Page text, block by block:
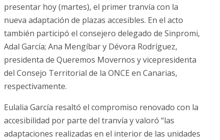
presentar hoy (martes), el primer tranvía con la
nueva adaptación de plazas accesibles. En el acto
también participó el consejero delegado de Sinpromi,
Adal García; Ana Mengíbar y Dévora Rodríguez,
presidenta de Queremos Movernos y vicepresidenta
del Consejo Territorial de la ONCE en Canarias,
respectivamente.
Eulalia García resaltó el compromiso renovado con la
accesibilidad por parte del tranvía y valoró “las
adaptaciones realizadas en el interior de las unidades